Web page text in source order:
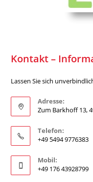
Kontakt –
Lassen Sie sich
Adresse:
Zum Barkhoff 13,
Telefon:
+49 5494 9776383
Mobil:
+49 176 43928799